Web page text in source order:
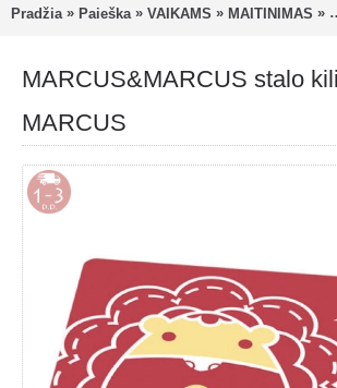
Pradžia » Paieška » VAIKAMS » MAITINIMAS »
MARCUS&MARCUS stalo
MARCUS